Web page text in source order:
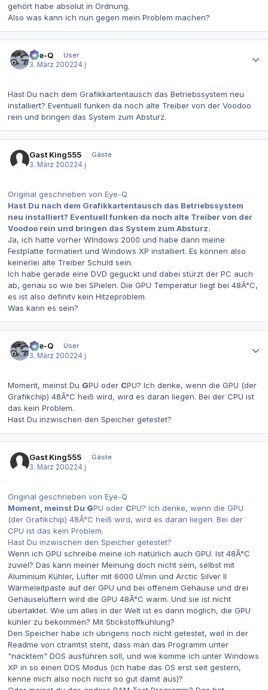
gehört habe absolut in Ordnung.
Also was kann ich nun gegen mein Problem machen?
Eye-Q
User
3. März 200224 j
Hast Du nach dem Grafikkartentausch das Betriebssystem neu
installiert? Eventuell funken da noch alte Treiber von der Voodoo
rein und bringen das System zum Absturz.
Gast King555
Gäste
3. März 200224 j
Original geschrieben von Eye-Q
Hast Du nach dem Grafikkartentausch das Betriebssystem
neu installiert? Eventuell funken da noch alte Treiber von der
Voodoo rein und bringen das System zum Absturz.
Ja, ich hatte vorher WIndows 2000 und habe dann meine
Festplatte formatiert und Windows XP installiert. Es können also
keinerlei alte Treiber Schuld sein.
Ich habe gerade eine DVD geguckt und dabei stürzt der PC auch
ab, genau so wie bei SPielen. Die GPU Temperatur liegt bei 48Â°C,
es ist also definitv kein Hitzeproblem.
Was kann es sein?
Eye-Q
User
3. März 200224 j
Moment, meinst Du GPU oder CPU? Ich denke, wenn die GPU (der
Grafikchip) 48Â°C heiß wird, wird es daran liegen. Bei der CPU ist
das kein Problem.
Hast Du inzwischen den Speicher getestet?
Gast King555
Gäste
3. März 200224 j
Original geschrieben von Eye-Q
Moment, meinst Du GPU oder CPU? Ich denke, wenn die GPU
(der Grafikchip) 48Â°C heiß wird, wird es daran liegen. Bei der
CPU ist das kein Problem.
Hast Du inzwischen den Speicher getestet?
Wenn ich GPU schreibe meine ich natürlich auch GPU. Ist 48Â°C
zuviel? Das kann meiner Meinung doch nicht sein, selbst mit
Aluminium Kühler, Lüfter mit 6000 U/min und Arctic Silver II
Wärmeleitpaste auf der GPU und bei offenem Gehäuse und drei
Gehäuselüftern wird die GPU 48Â°C warm. Und sie ist nicht
übertaktet. Wie um alles in der Welt ist es dann möglich, die GPU
kühler zu bekommen? Mit Stickstoffkühlung?
Den Speicher habe ich übrigens noch nicht getestet, weil in der
Readme von ctramtst steht, dass man das Programm unter
"nacktem" DOS ausführen soll, und wie komme ich unter Windows
XP in so einen DOS Modus (ich habe das OS erst seit gestern,
kenne mich also noch nicht so gut damit aus)?